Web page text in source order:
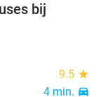
bij
9.5 star
4 min. directions_car